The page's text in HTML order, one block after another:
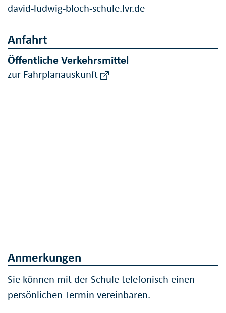
david-ludwig-bloch-schule.lvr.de
Anfahrt
Öffentliche Verkehrsmittel
zur Fahrplanauskunft
Anmerkungen
Sie können mit der Schule telefonisch einen
persönlichen Termin vereinbaren.